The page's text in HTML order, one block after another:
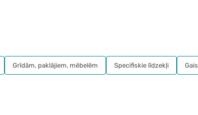
Grīdām, paklājiem, mēbelēm Specifiskie līdzekļi